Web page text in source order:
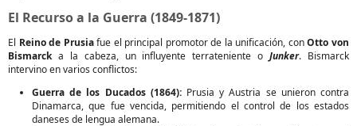
El Recurso a la Guerra (1849-1871)
El Reino de Prusiafue el principal promotor de la unificación, conOtto von
Bismarcka la cabeza, un influyente terrateniente oJunker. Bismarck
intervino en varios conflictos:
Guerra de los Ducados (1864):Prusia y Austria se unieron contra
Dinamarca, que fue vencida, permitiendo el control de los estados
daneses de lengua alemana.